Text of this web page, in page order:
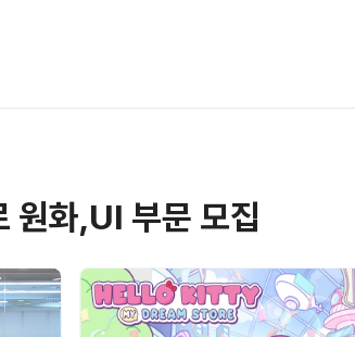
원화,UI 부문 모집